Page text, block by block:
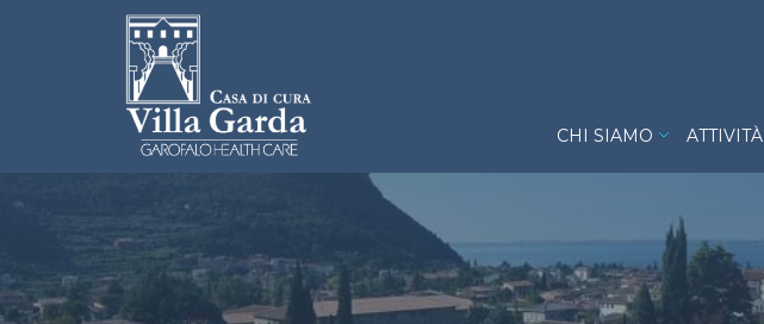
Salta al contenuto principale
CHI SIAMO ATTIVITÀ